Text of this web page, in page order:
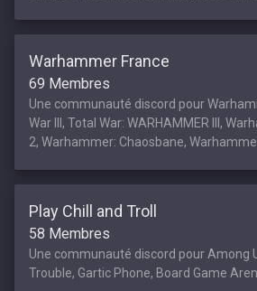
Warhammer France
69 Membres
Une communauté discord pour
War III, Total War: WARHAMMER III,
2, Warhammer: Chaosbane, Warhammer
Play Chill and Troll
58 Membres
Une communauté discord pour Among
Trouble, Gartic Phone, Board Game